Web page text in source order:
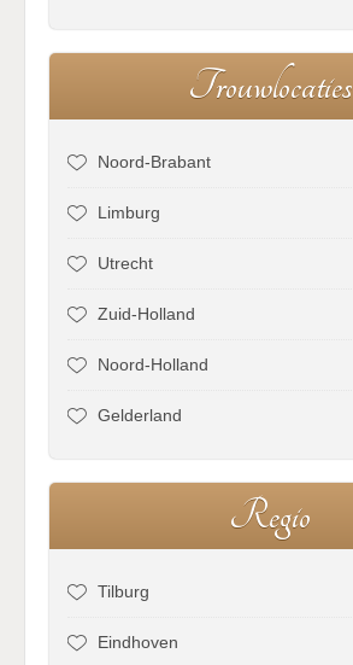
Trouwlocaties
Noord-Brabant
Limburg
Utrecht
Zuid-Holland
Noord-Holland
Gelderland
Regio
Tilburg
Eindhoven